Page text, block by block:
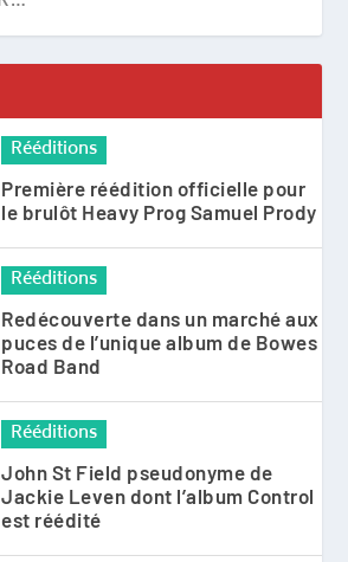
Rééditions
Première réédition officielle pour
le brulôt Heavy Prog Samuel Prody
Rééditions
Redécouverte dans un marché aux
puces de l’unique album de Bowes
Road Band
Rééditions
John St Field pseudonyme de
Jackie Leven dont l’album Control
est réédité